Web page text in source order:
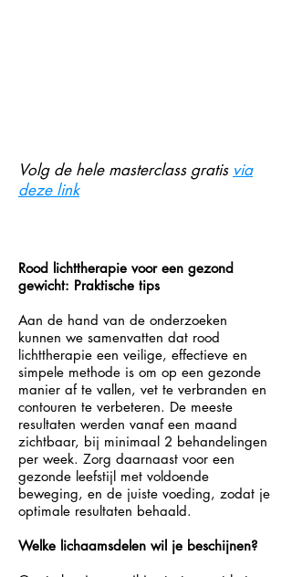
Volg de hele masterclass gratis via
deze link
Rood lichttherapie voor een gezond
gewicht: Praktische tips
Aan de hand van de onderzoeken
kunnen we samenvatten dat rood
lichttherapie een veilige, effectieve en
simpele methode is om op een gezonde
manier af te vallen, vet te verbranden en
contouren te verbeteren. De meeste
resultaten werden vanaf een maand
zichtbaar, bij minimaal 2 behandelingen
per week. Zorg daarnaast voor een
gezonde leefstijl met voldoende
beweging, en de juiste voeding, zodat je
optimale resultaten behaald.
Welke lichaamsdelen wil je beschijnen?